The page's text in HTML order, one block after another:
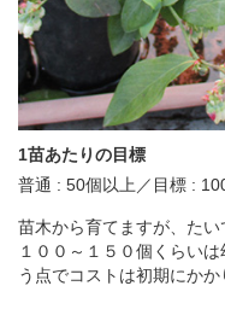
1苗あたりの目標
普通 : 50個以上／目標 :
苗木から育てますが、た
１００～１５０個くらい
う点でコストは初期にかか